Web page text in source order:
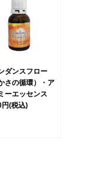
ダンスフロー
さの循環）・ア
ーエッセンス
(税込)